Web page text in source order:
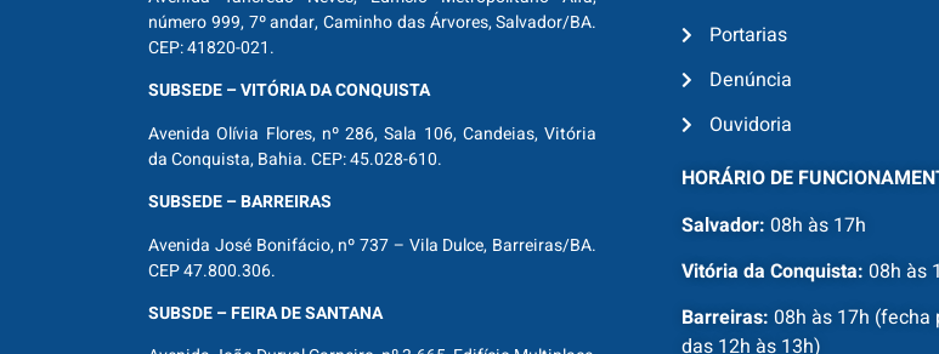
número 999, 7º andar, Caminho das Árvores, Salvador/BA.
CEP: 41820-021.
SUBSEDE – VITÓRIA DA CONQUISTA
Avenida Olívia Flores, nº 286, Sala 106, Candeias, Vitória
da Conquista, Bahia. CEP: 45.028-610.
SUBSEDE – BARREIRAS
Avenida José Bonifácio, nº 737 – Vila Dulce, Barreiras/BA.
CEP 47.800.306.
SUBSDE – FEIRA DE SANTANA
Portarias
Denúncia
Ouvidoria
HORÁRIO DE
Salvador: 08h às 17h
Vitória da Conquista: 08h às
Barreiras: 08h às 17h (fecha
das 12h às 13h)